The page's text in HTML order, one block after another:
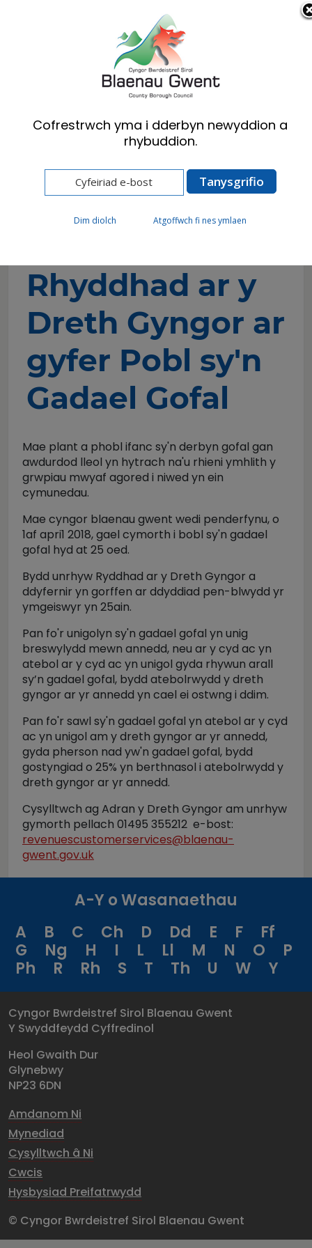
Cymraeg English
Preswylwyr
Cael yr help rydych ei angen
Rhyddhad ar y Dreth Gyngor ar gyfer Pobl syn
Gadael Gofal
Rhyddhad ar y
Dreth Gyngor ar
gyfer Pobl sy'n
Gadael Gofal
Mae plant a phobl ifanc sy'n derbyn gofal gan
awdurdod lleol yn hytrach na'u rhieni ymhlith y
grwpiau mwyaf agored i niwed yn ein
cymunedau.
Mae cyngor blaenau gwent wedi penderfynu, o
1af apri1 2018, gael cymorth i bobl sy'n gadael
gofal hyd at 25 oed.
Bydd unrhyw Ryddhad ar y Dreth Gyngor a
ddyfernir yn gorffen ar ddyddiad pen-blwydd yr
ymgeiswyr yn 25ain.
Pan fo'r unigolyn sy'n gadael gofal yn unig
breswylydd mewn annedd, neu ar y cyd ac yn
atebol ar y cyd ac yn unigol gyda rhywun arall
sy’n gadael gofal, bydd atebolrwydd y dreth
gyngor ar yr annedd yn cael ei ostwng i ddim.
Pan fo'r sawl sy'n gadael gofal yn atebol ar y cyd
ac yn unigol am y dreth gyngor ar yr annedd,
gyda pherson nad yw'n gadael gofal, bydd
gostyngiad o 25% yn berthnasol i atebolrwydd y
dreth gyngor ar yr annedd.
Cysylltwch ag Adran y Dreth Gyngor am unrhyw
gymorth pellach 01495 355212 e-bost:
revenuescustomerservices@blaenau-
gwent.gov.uk
A-Y o Wasanaethau
A
B C Ch D Dd E F
Ff
G
Ng H I L Ll M N O
P
Ph
R Rh S T Th U W Y
Cyngor Bwrdeistref Sirol Blaenau Gwent
Y Swyddfeydd Cyffredinol
Heol Gwaith Dur
Glynebwy
NP23 6DN
Amdanom Ni
Mynediad
Cysylltwch â Ni
Cwcis
Hysbysiad Preifatrwydd
© Cyngor Bwrdeistref Sirol Blaenau Gwent
Cofrestrwch yma i dderbyn newyddion a
rhybuddion.
Dim diolch Atgoffwch fi nes ymlaen